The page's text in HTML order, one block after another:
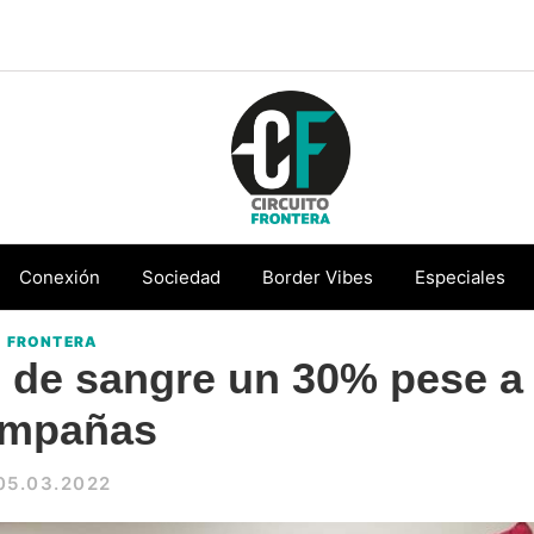
Conéctate
con
la
Conexión Sociedad Border Vibes Especiales
FRONTERA
sangre un 30% pese a